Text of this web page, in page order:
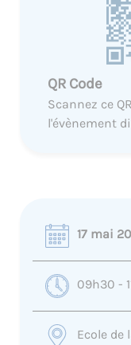
QR Code
Scannez ce
l'évènement
17 mai
09h30 -
Ecole de